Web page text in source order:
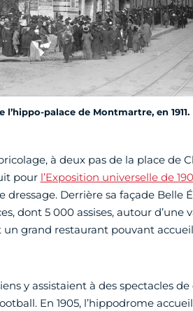
palace de Montmartre, en 1911.
à deux pas de la place de
pour l’Exposition universelle de
Derrière sa façade Belle
dont 5 000 assises, autour d’une
grand restaurant pouvant
y assistaient à des spectacles
En 1905, l’hippodrome